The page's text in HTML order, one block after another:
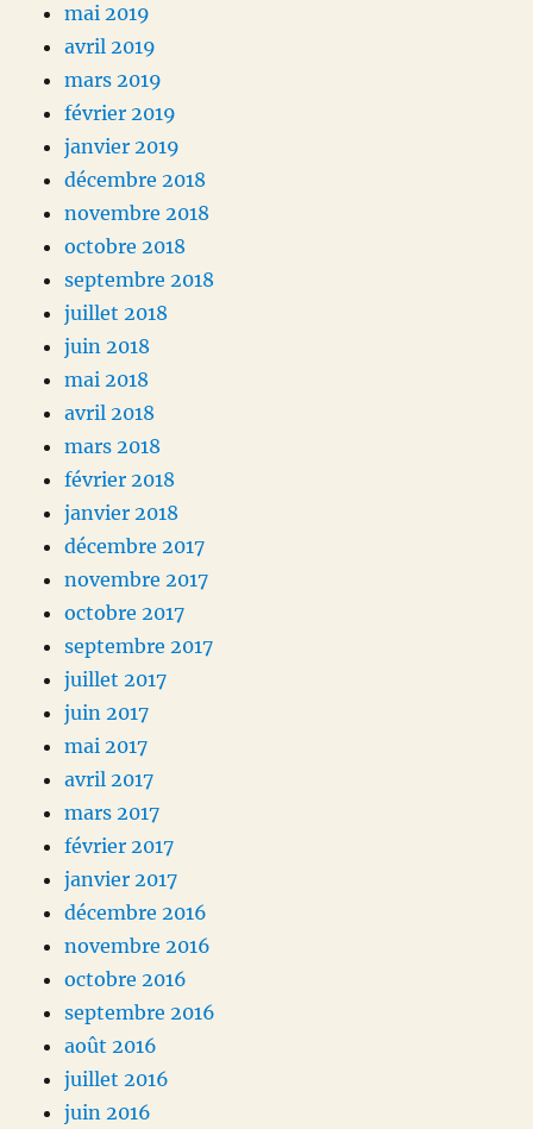
mai 2019
avril 2019
mars 2019
février 2019
janvier 2019
décembre 2018
novembre 2018
octobre 2018
septembre 2018
juillet 2018
juin 2018
mai 2018
avril 2018
mars 2018
février 2018
janvier 2018
décembre 2017
novembre 2017
octobre 2017
septembre 2017
juillet 2017
juin 2017
mai 2017
avril 2017
mars 2017
février 2017
janvier 2017
décembre 2016
novembre 2016
octobre 2016
septembre 2016
août 2016
juillet 2016
juin 2016